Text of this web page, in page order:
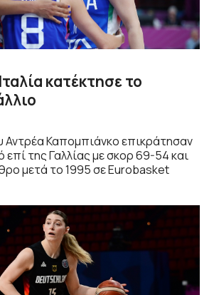
κατέκτησε το
Αντρέα Καπομπιάνκο επικράτησαν
επί της Γαλλίας με σκορ 69-54 και
μετά το 1995 σε Eurobasket